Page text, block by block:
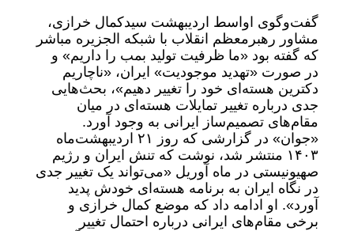
گفت‌و‌گوی اواسط اردیبهشت سیدکمال خرازی،
مشاور رهبرمعظم انقلاب با شبکه الجزیره مباشر
که گفته بود «ما ظرفیت تولید بمب را داریم» و
در صورت «تهدید موجودیت» ایران، «ناچاریم
دکترین هسته‌ای خود را تغییر دهیم»، بحث‌هایی
جدی درباره تغییر تمایلات هسته‌ای در میان
مقام‌های تصمیم‌ساز ایرانی به وجود آورد.
«جوان» در گزارشی که روز ۲۱ اردیبهشت‌ماه
۱۴۰۳ منتشر شد، نوشت که تنش ایران و رژیم
صهیونیستی در ماه آوریل «می‌تواند یک تغییر جدی
در نگاه ایران به برنامه هسته‌ای خودش پدید
آورد». او ادامه داد که موضع کمال خرازی و
برخی مقام‌های ایرانی درباره احتمال تغییر